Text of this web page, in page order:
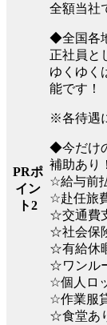
PRポ
イン
ト2
全額当社
◆全国各
正社員と
ゆくゆく
能です！
※各待遇
◆今だけ
補助あ
☆給与前
☆赴任旅
☆交通費
☆社会保
☆有給休
☆ワンル
☆個人ロ
☆作業服
☆食堂あ